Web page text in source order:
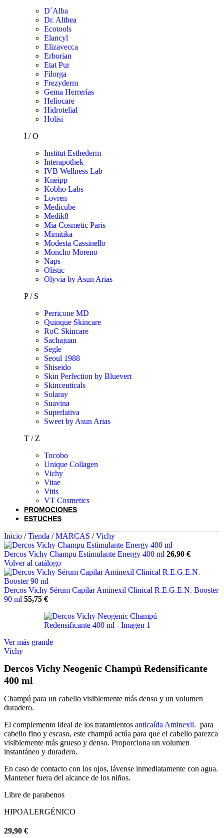
D´Alba
Dr. Althea
Ecotools
Elancyl
Elizavecca
Erborian
Etat Pur
Filorga
Frezyderm
Gema Herrerías
Heliocare
Hidrotelial
Holisi
I / O
Institut Esthederm
Interapothek
IVB Wellness Lab
Kneipp
Kobho Labs
Lovren
Medicube
Medik8
Mia Cosmetic Paris
Mimitika
Modesta Cassinello
Moncho Moreno
Naps
Olistic
Olyvia by Asun Arias
P / S
Perricone MD
Quinque Skincare
RoC Skincare
Sachajuan
Segle
Seoul 1988
Shiseido
Skin Perfection by Bluevert
Skinceuticals
Solaray
Suavina
Superlativa
Sweet by Asun Arias
T / Z
Tocobo
Unique Collagen
Vichy
Vitae
Vitis
VT Cosmetics
PROMOCIONES
ESTUCHES
Inicio / Tienda / MARCAS / Vichy
Dercos Vichy Champu Estimulante Energy 400 ml 26,90 €
Volver al catálogo
Dercos Vichy Sérum Capilar Aminexil Clinical R.E.G.E.N. Booster
90 ml 55,75 €
Ver más grande
Vichy
Dercos Vichy Neogenic Champú Redensificante
400 ml
Champú para un cabello visiblemente más denso y un volumen
duradero.
El complemento ideal de los tratamientos anticaída Aminexil. para
cabello fino y escaso, este champú actúa para que el cabello parezca
visiblemente más grueso y denso. Proporciona un volumen
instantáneo y duradero.
En caso de contacto con los ojos, lávense inmediatamente con agua.
Mantener fuera del alcance de los niños.
Libre de parabenos
HIPOALERGÉNICO
29,90 €